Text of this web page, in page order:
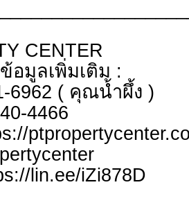
CENTER
อมูลเพิ่มเติม :
6962 ( คุณน้ำผึ้ง )
4466
lin.ee/iZi878D